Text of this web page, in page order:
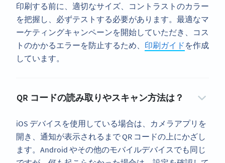
印刷する前に、適切なサイズ、コントラストのカラー
を把握し、必ずテストする必要があります。最適なマ
ーケティングキャンペーンを開始していただき、コス
トのかかるエラーを防止するため、 印刷ガイド を作成
しています。
QR コードの読み取りやスキャン方法は？
iOS デバイスを使用している場合は、カメラアプリを
開き、通知が表示されるまで QR コードの上にかざし
ます。Android やその他のモバイルデバイスでも同じ